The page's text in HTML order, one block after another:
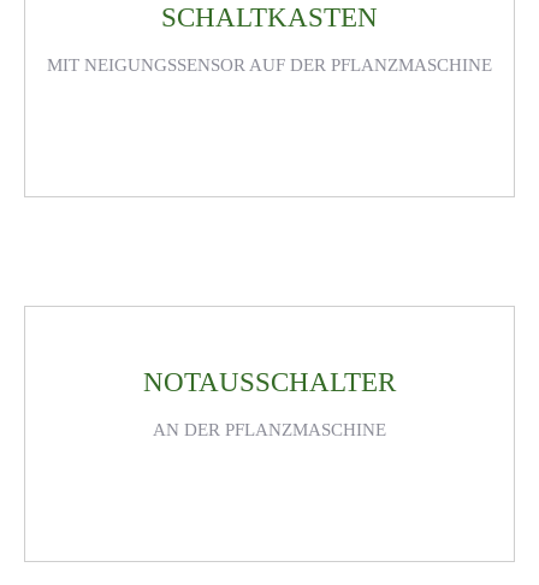
SCHALTKASTEN
MIT NEIGUNGSSENSOR AUF DER PFLANZMASCHINE
NOTAUSSCHALTER
AN DER PFLANZMASCHINE